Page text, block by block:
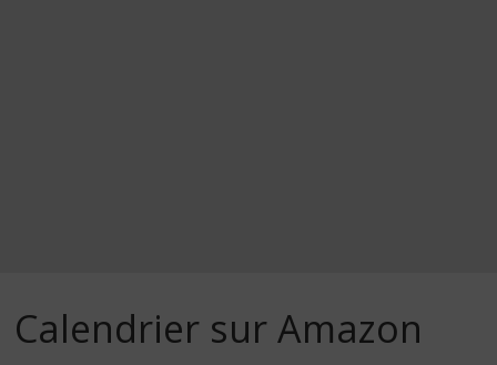
Calendrier sur Amazon